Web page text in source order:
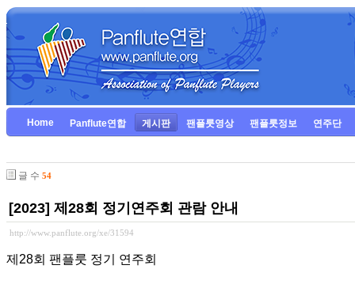
Home Panflute연합 게시판 팬플룻영상 팬플룻정보 연주단
글 수 54
[2023] 제28회 정기연주회 관람 안내
http://www.panflute.org/xe/31594
제28회 팬플룻 정기 연주회